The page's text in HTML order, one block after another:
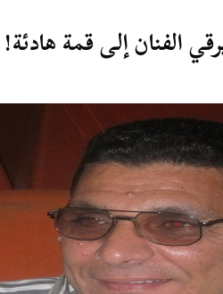
الفنان إلى قمة هادئة!